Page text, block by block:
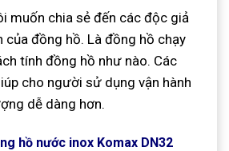
muốn chia sẻ đến các độc giả
của đồng hồ. Là đồng hồ chạy
tính đồng hồ như nào. Các
cho người sử dụng vận hành
dễ dàng hơn.
hồ nước inox Komax DN32